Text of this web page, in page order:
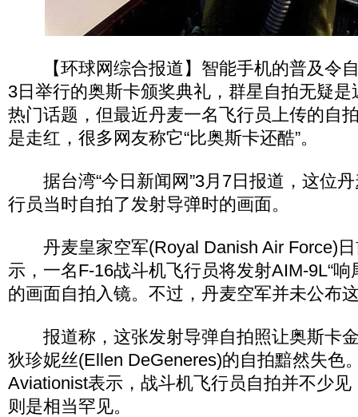
【环球网综合报道】智能手机的普及令
3日举行的奥斯卡颁奖典礼，群星自拍无疑
热门话题，但最近丹麦一名飞行员上传的自
是走红，很多网友称它“比奥斯卡还酷”。
据台湾“今日新闻网”3月7日报道，这位丹
行员当时自拍了发射导弹时的画面。
丹麦皇家空军(Royal Danish Air Force)日
示，一名F-16战斗机飞行员将发射AIM-9L“响
的画面自拍入镜。不过，丹麦空军并未公布
报道称，这张发射导弹自拍照让奥斯卡金
狄珍妮丝(Ellen DeGeneres)的自拍黯然失色
Aviationist表示，战斗机飞行员自拍并不少
则是相当罕见。